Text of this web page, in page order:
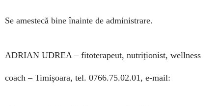
Se amestecă bine înainte de administrare.
ADRIAN UDREA – fitoterapeut, nutriționist, wellness
coach – Timișoara, tel. 0766.75.02.01, e-mail: